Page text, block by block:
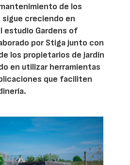
de los
creciendo en
estudio Gardens of
por Stiga junto con
los propietarios de jardín
en utilizar herramientas
que faciliten